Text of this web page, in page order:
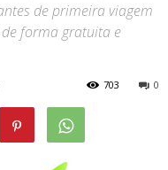
de primeira viagem
forma gratuita e
0
703